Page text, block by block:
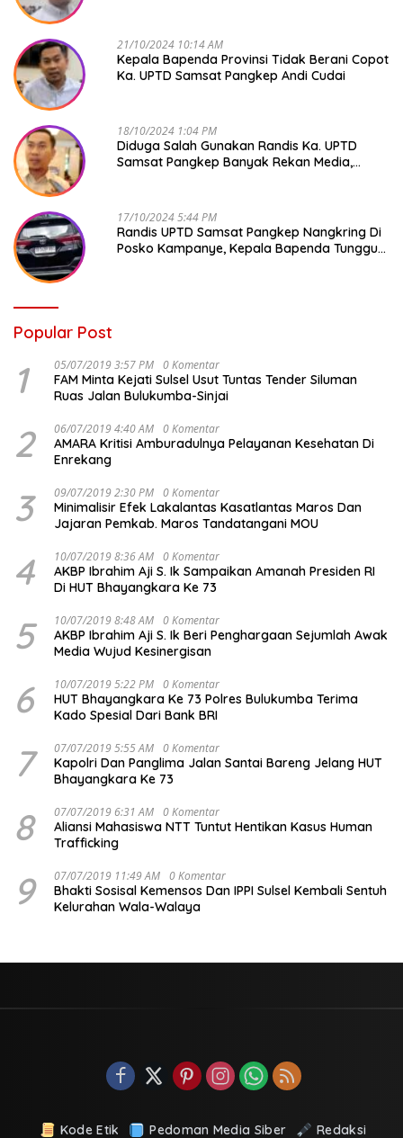
21/10/2024 10:14 AM
Kepala Bapenda Provinsi Tidak Berani Copot
Ka. UPTD Samsat Pangkep Andi Cudai
18/10/2024 1:04 PM
Diduga Salah Gunakan Randis Ka. UPTD
Samsat Pangkep Banyak Rekan Media,
17/10/2024 5:44 PM
Randis UPTD Samsat Pangkep Nangkring Di
Posko Kampanye, Kepala Bapenda Tunggu
Popular Post
1 05/07/2019 3:57 PM 0 Komentar
FAM Minta Kejati Sulsel Usut Tuntas Tender Siluman
Ruas Jalan Bulukumba-Sinjai
2 06/07/2019 4:40 AM 0 Komentar
AMARA Kritisi Amburadulnya Pelayanan Kesehatan Di
Enrekang
3 09/07/2019 2:30 PM 0 Komentar
Minimalisir Efek Lakalantas Kasatlantas Maros Dan
Jajaran Pemkab. Maros Tandatangani MOU
4 10/07/2019 8:36 AM 0 Komentar
AKBP Ibrahim Aji S. Ik Sampaikan Amanah Presiden RI
Di HUT Bhayangkara Ke 73
5 10/07/2019 8:48 AM 0 Komentar
AKBP Ibrahim Aji S. Ik Beri Penghargaan Sejumlah Awak
Media Wujud Kesinergisan
6 10/07/2019 5:22 PM 0 Komentar
HUT Bhayangkara Ke 73 Polres Bulukumba Terima
Kado Spesial Dari Bank BRI
7 07/07/2019 5:55 AM 0 Komentar
Kapolri Dan Panglima Jalan Santai Bareng Jelang HUT
Bhayangkara Ke 73
8 07/07/2019 6:31 AM 0 Komentar
Aliansi Mahasiswa NTT Tuntut Hentikan Kasus Human
Trafficking
9 07/07/2019 11:49 AM 0 Komentar
Bhakti Sosisal Kemensos Dan IPPI Sulsel Kembali Sentuh
Kelurahan Wala-Walaya
Kode Etik Pedoman Media Siber Redaksi